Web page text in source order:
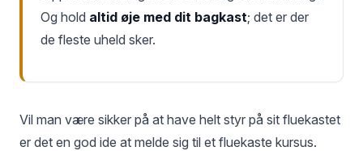
Og hold altid øje med dit bagkast; det er der
de fleste uheld sker.
Vil man være sikker på at have helt styr på sit fluekastet
er det en god ide at melde sig til et fluekaste kursus.